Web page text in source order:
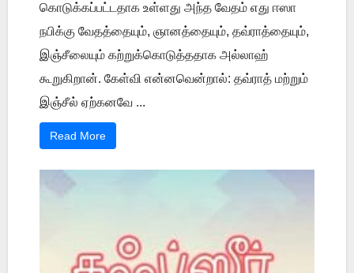
கொடுக்கப்பட்டதாக உள்ளது அந்த வேதம் எது ஈஸா
நபிக்கு வேதத்தையும், ஞானத்தையும், தவ்ராத்தையும்,
இஞ்சீலையும் கற்றுக்கொடுத்ததாக அல்லாஹ்
கூறுகிறான். கேள்வி என்னவென்றால்: தவ்ராத் மற்றும்
இஞ்சீல் ஏற்கனவே ...
Read More